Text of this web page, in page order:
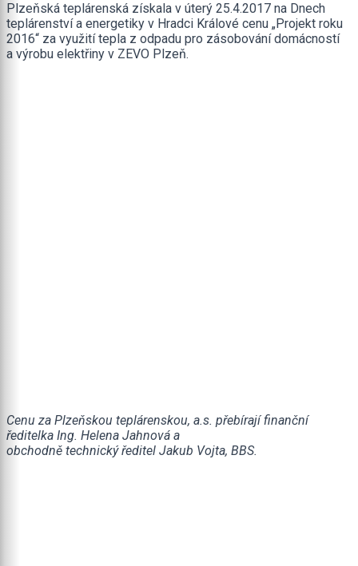
Plzeňská teplárenská získala v úterý 25.4.2017 na Dnech
teplárenství a energetiky v Hradci Králové cenu „Projekt roku
2016“ za využití tepla z odpadu pro zásobování domácností
a výrobu elektřiny v ZEVO Plzeň.
Cenu za Plzeňskou teplárenskou, a.s. přebírají finanční
ředitelka Ing. Helena Jahnová a
obchodně technický ředitel Jakub Vojta, BBS.